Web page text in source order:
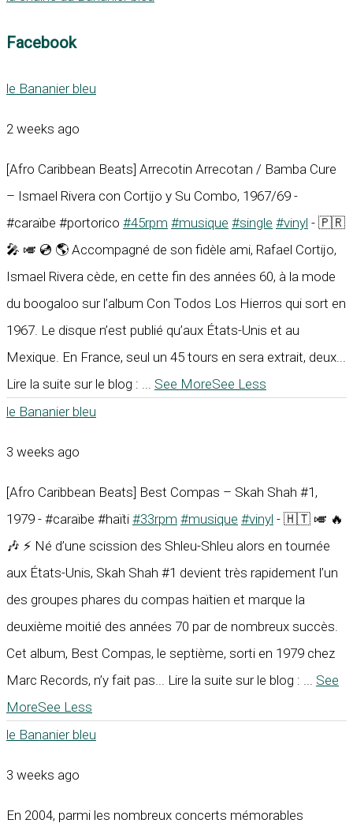
Facebook
le Bananier bleu
2 weeks ago
[Afro Caribbean Beats] Arrecotin Arrecotan / Bamba Cure
– Ismael Rivera con Cortijo y Su Combo, 1967/69 -
#caraïbe #portorico #45rpm #musique #single #vinyl - 🇵🇷
🎤 🎺 💿 🌎 Accompagné de son fidèle ami, Rafael Cortijo,
Ismael Rivera cède, en cette fin des années 60, à la mode
du boogaloo sur l’album Con Todos Los Hierros qui sort en
1967. Le disque n’est publié qu’aux États-Unis et au
Mexique. En France, seul un 45 tours en sera extrait, deux...
Lire la suite sur le blog :
See MoreSee Less
le Bananier bleu
3 weeks ago
[Afro Caribbean Beats] Best Compas – Skah Shah #1,
1979 - #caraïbe #haïti #33rpm #musique #vinyl - 🇭🇹 🎺 🔥
🎶 ⚡ Né d’une scission des Shleu-Shleu alors en tournée
aux États-Unis, Skah Shah #1 devient très rapidement l’un
des groupes phares du compas haïtien et marque la
deuxième moitié des années 70 par de nombreux succès.
Cet album, Best Compas, le septième, sorti en 1979 chez
Marc Records, n’y fait pas... Lire la suite sur le blog :
See
MoreSee Less
le Bananier bleu
3 weeks ago
En 2004, parmi les nombreux concerts mémorables